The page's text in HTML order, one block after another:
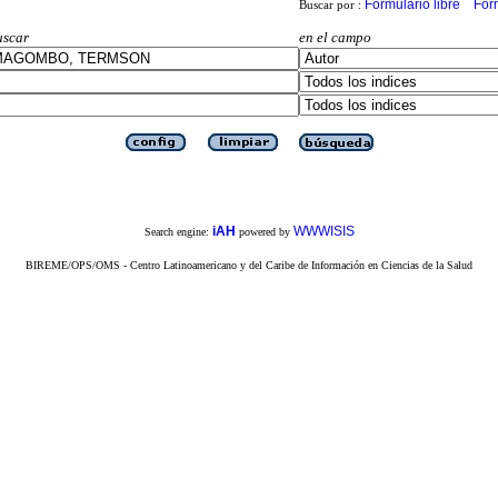
Buscar por : Formulario libre
en el campo
Search engine: iAH powered by WWWISIS
BIREME/OPS/OMS - Centro Latinoamericano y del Caribe de Información en Ciencias de la Salud